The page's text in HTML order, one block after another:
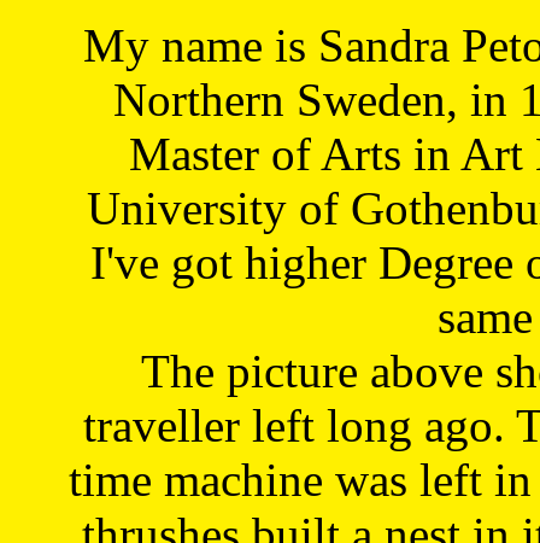
My name is Sandra
Northern Sweden, in
Master of Arts in Art
University of
I've got higher Degree
The picture above
traveller left long ago.
time machine was left